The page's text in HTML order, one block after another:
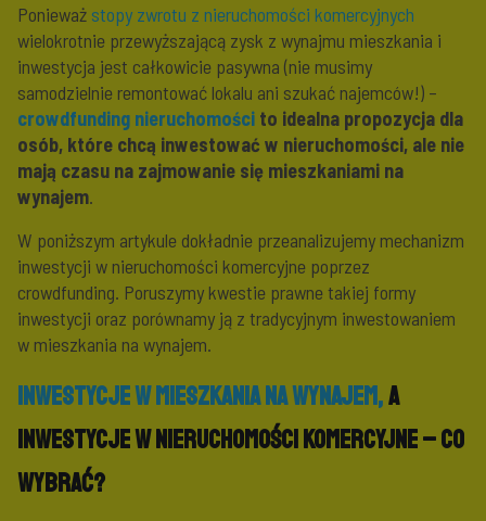
Ponieważ stopy zwrotu z nieruchomości komercyjnych
wielokrotnie przewyższającą zysk z wynajmu mieszkania i
inwestycja jest całkowicie pasywna (nie musimy
samodzielnie remontować lokalu ani szukać najemców!) –
crowdfunding nieruchomości to idealna propozycja dla
osób, które chcą inwestować w nieruchomości, ale nie
mają czasu na zajmowanie się mieszkaniami na
wynajem.
W poniższym artykule dokładnie przeanalizujemy mechanizm
inwestycji w nieruchomości komercyjne poprzez
crowdfunding. Poruszymy kwestie prawne takiej formy
inwestycji oraz porównamy ją z tradycyjnym inwestowaniem
w mieszkania na wynajem.
Inwestycje w mieszkania na wynajem,a
inwestycje w nieruchomości komercyjne – co
wybrać?